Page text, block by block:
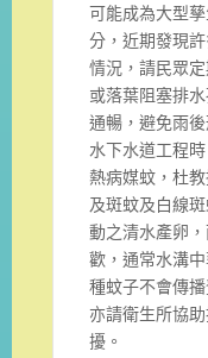
可能成為大型
分，近期發現
情況，請民眾
或落葉阻塞排
通暢，避免雨
水下水道工程
熱病媒蚊，杜
及斑蚊及白線
動之清水產卵
歡，通常水溝
種蚊子不會傳
亦請衛生所協
擾。